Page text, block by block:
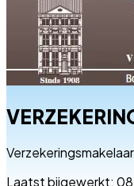
Verzekeringsmakelaar
Laatst bijgewerkt: